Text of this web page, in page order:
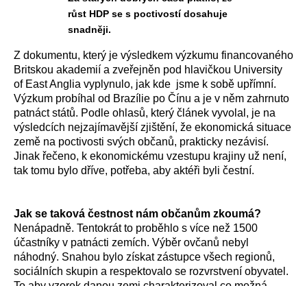
růst HDP se s poctivostí dosahuje
snadněji.
Z dokumentu, který je výsledkem výzkumu financovaného
Britskou akademií a zveřejněn pod hlavičkou University
of East Anglia vyplynulo, jak kde jsme k sobě upřímní.
Výzkum probíhal od Brazílie po Čínu a je v něm zahrnuto
patnáct států. Podle ohlasů, který článek vyvolal, je na
výsledcích nejzajímavější zjištění, že ekonomická situace
země na poctivosti svých občanů, prakticky nezávisí.
Jinak řečeno, k ekonomickému vzestupu krajiny už není,
tak tomu bylo dříve, potřeba, aby aktéři byli čestní.
Jak se taková čestnost nám občanům zkoumá?
Nenápadně. Tentokrát to proběhlo s více než 1500
účastníky v patnácti zemích. Výběr ovčanů nebyl
náhodný. Snahou bylo získat zástupce všech regionů,
sociálních skupin a respektovalo se rozvrstvení obyvatel.